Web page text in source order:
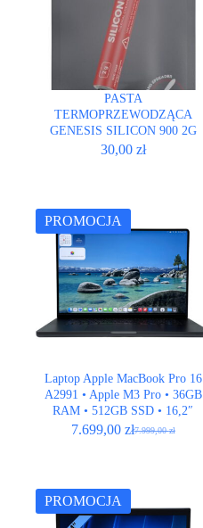
PASTA
TERMOPRZEWODZĄCA
GENESIS SILICON 900 2G
30,00 zł
PROMOCJA
Laptop Apple MacBook Pro 16
A2991 • Apple M3 Pro • 36GB
RAM • 512GB SSD • 16,2″
Retina • Space Black • ISO
7.999,00zł
Pierwotna
7.699,00 zł
Aktualna
PROMOCJA